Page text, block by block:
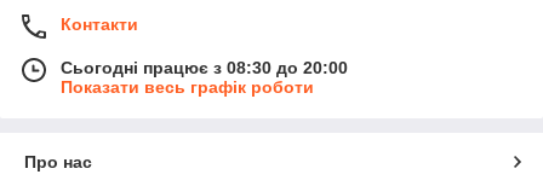
Контакти
Сьогодні працює з 08:30 до 20:00
Показати весь графік роботи
Про нас